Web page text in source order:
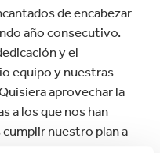
de encabezar
año consecutivo.
y el
equipo y nuestras
aprovechar la
a los que nos han
nuestro plan a